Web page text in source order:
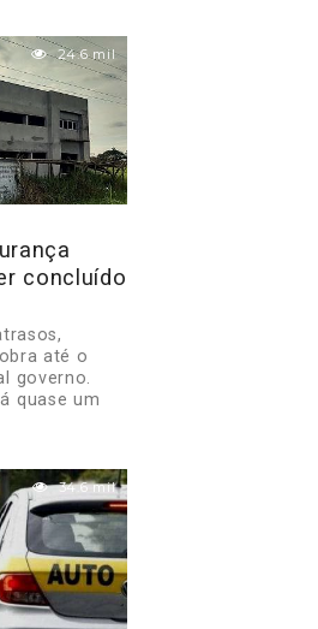
24.6 mil
concluído
até o
governo.
quase um
34.6 mil